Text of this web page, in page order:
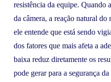
resistência da equipe. Quando
da câmera, a reação natural do
ele entende que está sendo
dos fatores que mais afeta a
baixa reduz diretamente os
pode gerar para a segurança